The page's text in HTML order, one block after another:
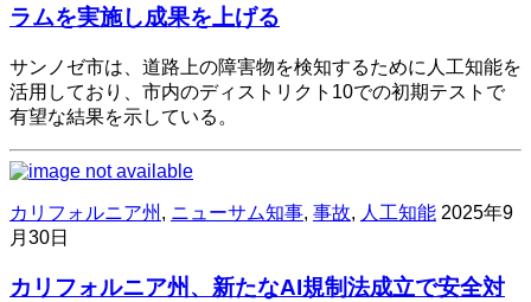
ラムを実施し成果を上げる
サンノゼ市は、道路上の障害物を検知するために人工知能を
活用しており、市内のディストリクト10での初期テストで
有望な結果を示している。
カリフォルニア州 , ニューサム知事, 事故, 人工知能 2025年9
月30日
カリフォルニア州、新たなAI規制法成立で安全対